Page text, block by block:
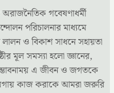
গবেষণাধর্মী
পরিচালনার মাধ্যমে
ও বিকাশ সাধনে সহায়তা
মূল সমস্যা হলো জ্ঞানের,
এ জীবন ও জগতকে
কাজ করাকে আমরা জরুরি